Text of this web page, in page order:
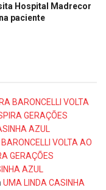
Hospital Madrecor
paciente
BARONCELLI VOLTA
GERAÇÕES
AZUL
VOLTA AO
GERAÇÕES
AZUL
UMA LINDA CASINHA